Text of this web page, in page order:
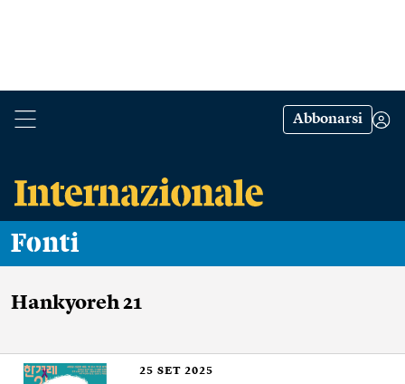
Abbonarsi
Fonti
Hankyoreh 21
25 SET 2025